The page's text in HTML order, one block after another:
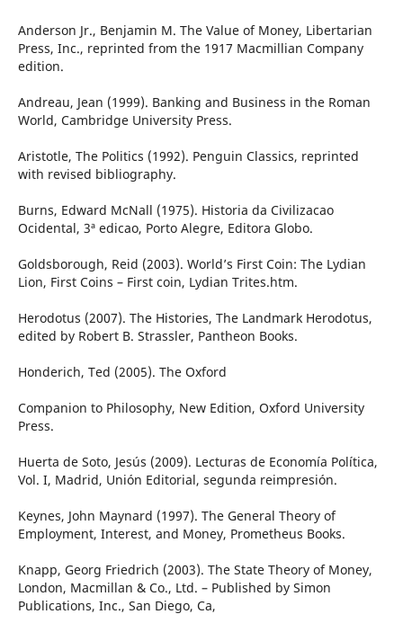
Anderson Jr., Benjamin M. The Value of Money, Libertarian
Press, Inc., reprinted from the 1917 Macmillian Company
edition.
Andreau, Jean (1999). Banking and Business in the Roman
World, Cambridge University Press.
Aristotle, The Politics (1992). Penguin Classics, reprinted
with revised bibliography.
Burns, Edward McNall (1975). Historia da Civilizacao
Ocidental, 3ª edicao, Porto Alegre, Editora Globo.
Goldsborough, Reid (2003). World’s First Coin: The Lydian
Lion, First Coins – First coin, Lydian Trites.htm.
Herodotus (2007). The Histories, The Landmark Herodotus,
edited by Robert B. Strassler, Pantheon Books.
Honderich, Ted (2005). The Oxford
Companion to Philosophy, New Edition, Oxford University
Press.
Huerta de Soto, Jesús (2009). Lecturas de Economía Política,
Vol. I, Madrid, Unión Editorial, segunda reimpresión.
Keynes, John Maynard (1997). The General Theory of
Employment, Interest, and Money, Prometheus Books.
Knapp, Georg Friedrich (2003). The State Theory of Money,
London, Macmillan & Co., Ltd. – Published by Simon
Publications, Inc., San Diego, Ca,